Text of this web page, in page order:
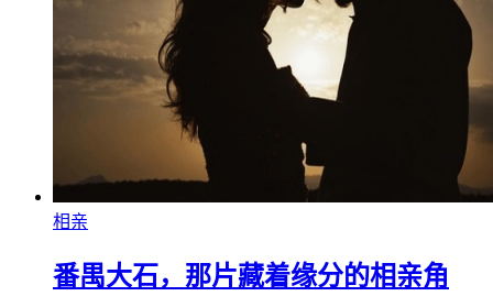
相亲
番禺大石，那片藏着缘分的相亲角